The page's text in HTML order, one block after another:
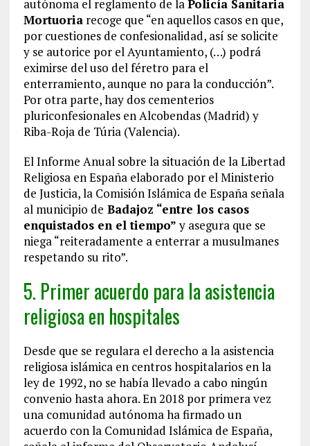
autónoma el reglamento de laPolicía Sanitaria
Mortuoriarecoge que “en aquellos casos en que,
por cuestiones de confesionalidad, así se solicite
y se autorice por el Ayuntamiento, (…) podrá
eximirse del uso del féretro para el
enterramiento, aunque no para la conducción”.
Por otra parte, hay dos cementerios
pluriconfesionales en Alcobendas (Madrid) y
Riba-Roja de Túria (Valencia).
El Informe Anual sobre la situación de la Libertad
Religiosa en España elaborado por el Ministerio
de Justicia, la Comisión Islámica de España señala
al municipio de Badajoz “entre los casos
enquistados en el tiempo”y asegura que se
niega “reiteradamente a enterrar a musulmanes
respetando su rito”.
5. Primer acuerdo para la asistencia
religiosa en hospitales
Desde que se regulara el derecho a la asistencia
religiosa islámica en centros hospitalarios en la
ley de 1992, no se había llevado a cabo ningún
convenio hasta ahora. En 2018 por primera vez
una comunidad autónoma ha firmado un
acuerdo con la Comunidad Islámica de España,